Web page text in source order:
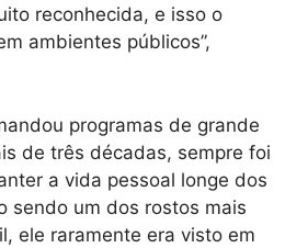
reconhecida, e isso o
ambientes públicos”,
programas de grande
de três décadas, sempre foi
a vida pessoal longe dos
sendo um dos rostos mais
ele raramente era visto em